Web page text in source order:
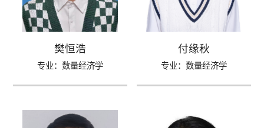
樊恒浩
专业：数量经济学
付缘秋
专业：数量经济学